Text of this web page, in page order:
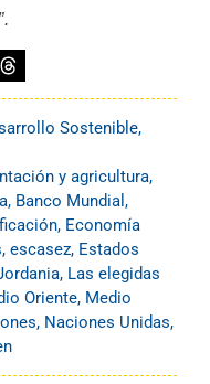
Sostenible,
y agricultura,
, Banco Mundial ,
, Economía
, escasez, Estados
, Las elegidas
Oriente, Medio
, Naciones Unidas,